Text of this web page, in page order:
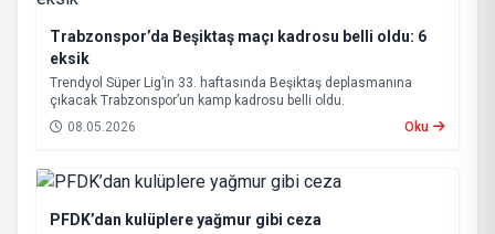
Trabzonspor’da Beşiktaş maçı kadrosu belli oldu: 6
eksik
Trendyol Süper Lig’in 33. haftasında Beşiktaş deplasmanına
çıkacak Trabzonspor’un kamp kadrosu belli oldu.
08.05.2026
Oku
PFDK’dan kulüplere yağmur gibi ceza